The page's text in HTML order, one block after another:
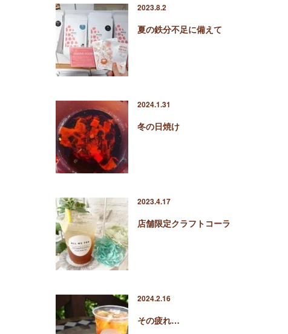
2023.8.2
夏の鉄分不足に備えて
2024.1.31
冬の日焼け
2023.4.17
店舗限定クラフトコーラ
2024.2.16
その疲れ…